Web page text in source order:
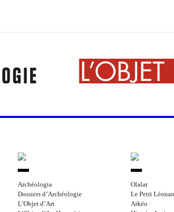
Archéologia
Dossiers d’Archéologie
L’Objet d’Art
Olalar
Le Petit
Arkéo